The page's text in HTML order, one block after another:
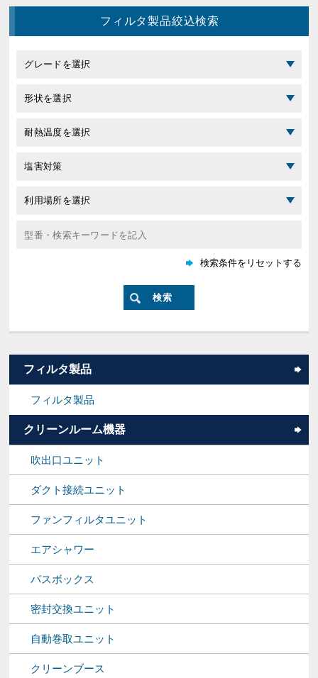
フィルタ製品絞込検索
フィルタ製品
フィルタ製品
クリーンルーム機器
吹出口ユニット
ダクト接続ユニット
ファンフィルタユニット
エアシャワー
パスボックス
密封交換ユニット
自動巻取ユニット
クリーンブース